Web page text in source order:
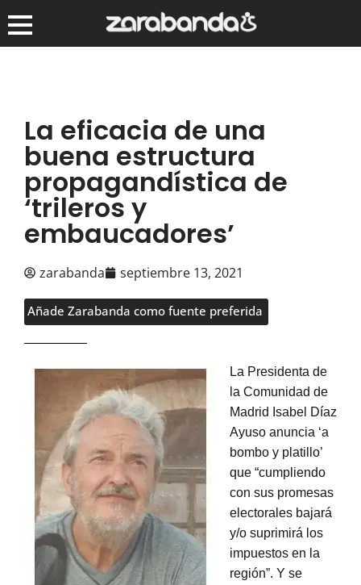
La eficacia de una
buena estructura
propagandística de
‘trileros y
embaucadores’
zarabanda septiembre 13, 2021
Añade Zarabanda como fuente preferida
La Presidenta de
la Comunidad de
Madrid Isabel Díaz
Ayuso anuncia ‘a
bombo y platillo’
que “cumpliendo
con sus promesas
electorales bajará
y/o suprimirá los
impuestos en la
región”. Y se